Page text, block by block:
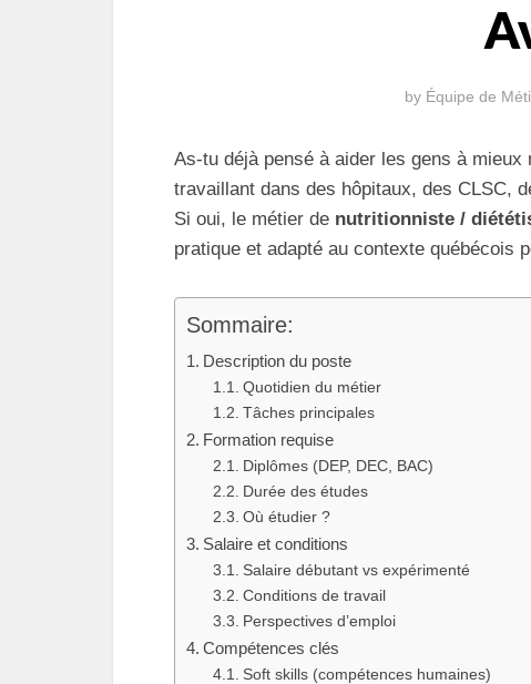
by Équipe de
As-tu déjà pensé à aider les gens à
travaillant dans des hôpitaux, des CLSC,
Si oui, le métier de nutritionniste /
pratique et adapté au contexte québécois
Sommaire:
Description du poste
Quotidien du métier
Tâches principales
Formation requise
Diplômes (DEP, DEC, BAC)
Durée des études
Où étudier ?
Salaire et conditions
Salaire débutant vs expérimenté
Conditions de travail
Perspectives d’emploi
Compétences clés
Soft skills (compétences humaines)